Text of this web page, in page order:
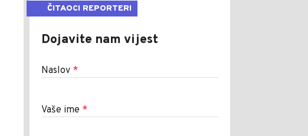
ČITAOCI REPORTERI
Dojavite nam vijest
Naslov *
Vaše ime *